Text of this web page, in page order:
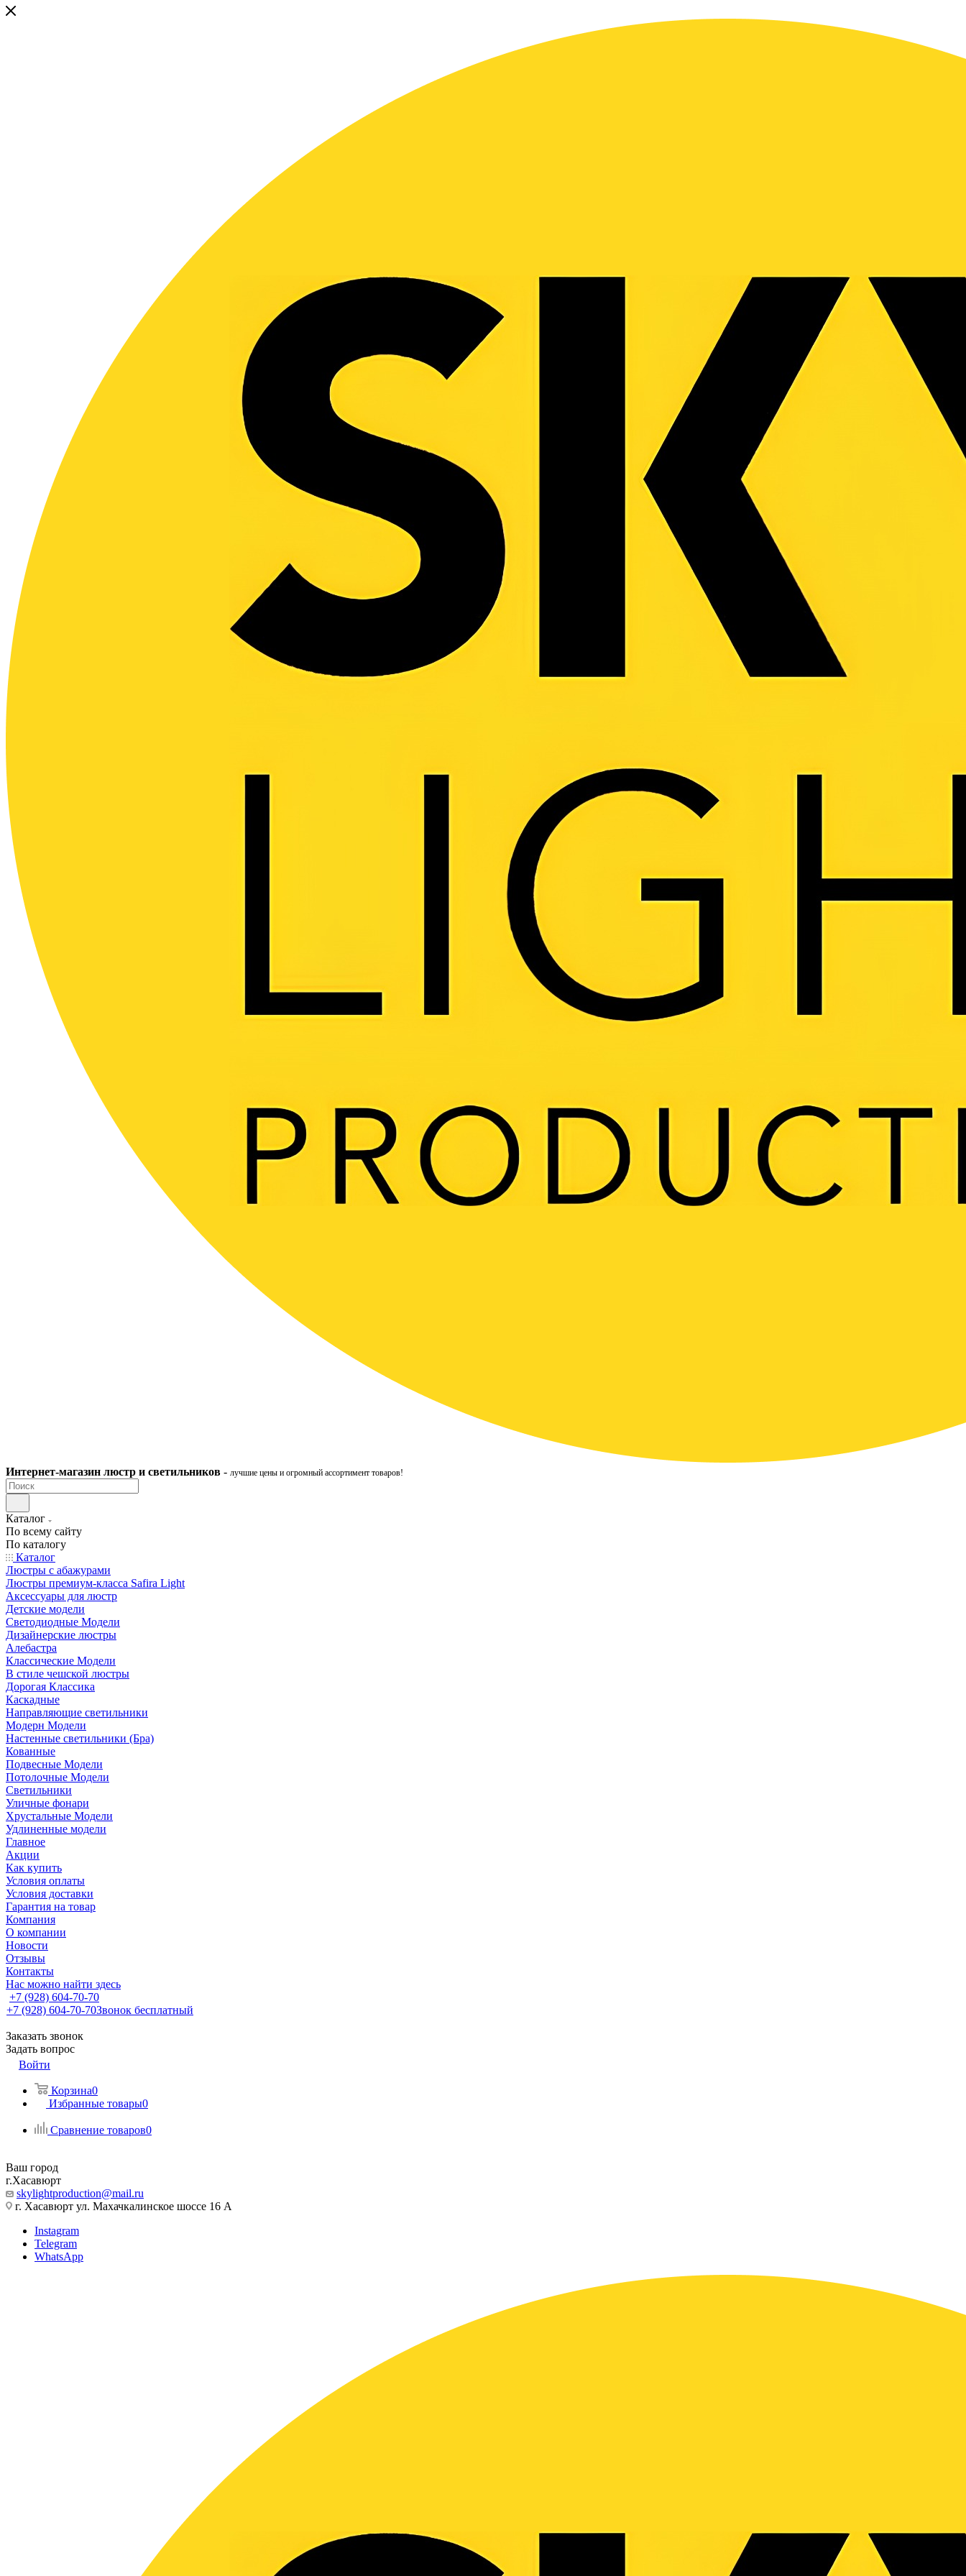
Интернет-магазин люстр и светильников - лучшие цены и огромный ассортимент товаров!
Каталог
По всему сайту
По каталогу
Каталог
Люстры с абажурами
Люстры премиум-класса Safira Light
Аксессуары для люстр
Детские модели
Светодиодные Модели
Дизайнерские люстры
Алебастра
Классические Модели
В стиле чешской люстры
Дорогая Классика
Каскадные
Направляющие светильники
Модерн Модели
Настенные светильники (Бра)
Кованные
Подвесные Модели
Потолочные Модели
Светильники
Уличные фонари
Хрустальные Модели
Удлиненные модели
Главное
Акции
Как купить
Условия оплаты
Условия доставки
Гарантия на товар
Компания
О компании
Новости
Отзывы
Контакты
Нас можно найти здесь
+7 (928) 604-70-70
+7 (928) 604-70-70Звонок бесплатный
Заказать звонок
Задать вопрос
Войти
Корзина0
Избранные товары0
Сравнение товаров0
Ваш город
г.Хасавюрт
skylightproduction@mail.ru
г. Хасавюрт ул. Махачкалинское шоссе 16 А
Instagram
Telegram
WhatsApp